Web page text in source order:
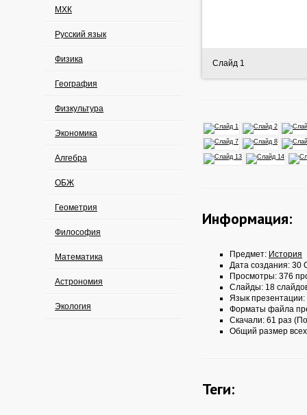
МХК
Русский язык
Физика
География
Физкультура
Экономика
Алгебра
ОБЖ
Геометрия
Философия
Математика
Астрономия
Экология
Слайд 1
Информация:
Предмет: История
Дата создания: 30
Просмотры: 376
Слайды: 18
Язык презентации:
Форматы файла
Скачали: 61 раз
Общий размер
Теги: